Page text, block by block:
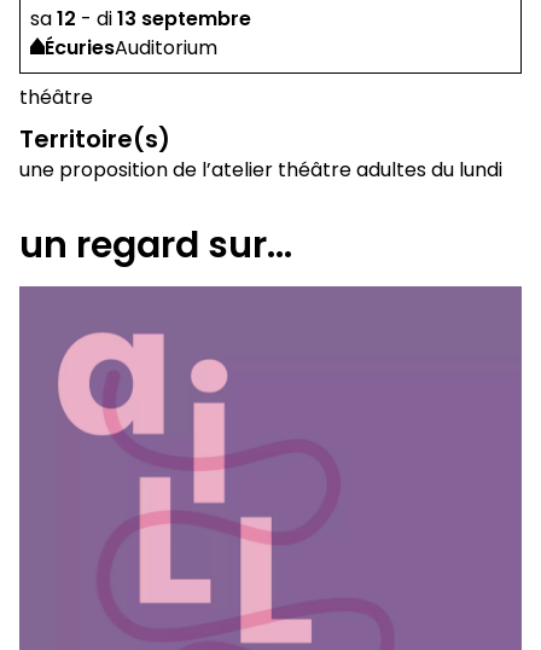
sa12 - di13 septembre
ÉcuriesAuditorium
théâtre
Territoire(s)
une proposition de l’atelier théâtre adultes du lundi
un regard sur...